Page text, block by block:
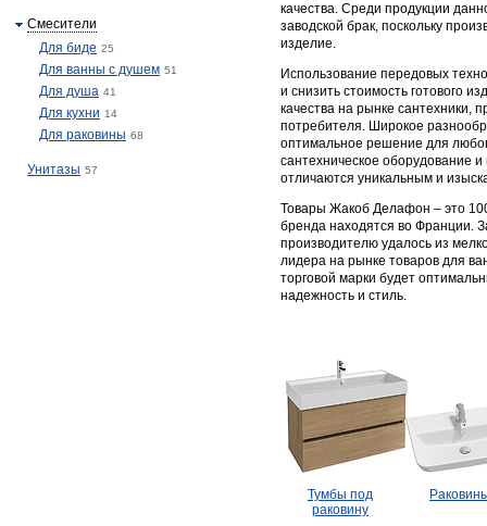
качества. Среди продукции
заводской брак, поскольку
изделие.
Использование передовых
и снизить стоимость готового
качества на рынке сантехники,
потребителя. Широкое
оптимальное решение для
сантехническое оборудование
отличаются уникальным и
Товары Жакоб Делафон – это
бренда находятся во Франции.
производителю удалось из
лидера на рынке товаров для
торговой марки будет
надежность и стиль.
Тумбы под
раковину
Смесители
Для биде 25
Для ванны с душем 51
Для душа 41
Для кухни 14
Для раковины 68
Унитазы 57